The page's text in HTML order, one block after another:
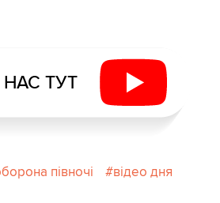
НАС ТУТ
півночі
відео дня